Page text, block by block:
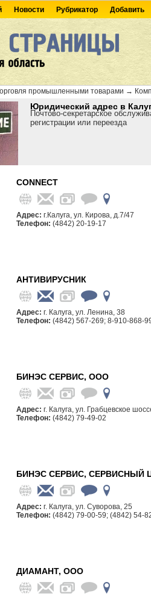
Новости Рубрикатор Добавить
промышленными товарами →
Юридический адрес в
Почтово-секретарское
регистрации или переезда
CONNECT
Адрес: г.Калуга, ул. Кирова, д.7/47
Телефон: (4842) 20-19-17
АНТИВИРУСНИК
Адрес: г. Калуга, ул. Ленина, 38
Телефон: (4842) 567-269; 8-910-868-
БИНЭС СЕРВИС, ООО
Адрес: г. Калуга, ул. Грабцевское
Телефон: (4842) 79-49-02
БИНЭС СЕРВИС, СЕРВИСНЫЙ
Адрес: г. Калуга, ул. Суворова, 25
Телефон: (4842) 79-00-59; (4842) 54-
ДИАМАНТ, ООО